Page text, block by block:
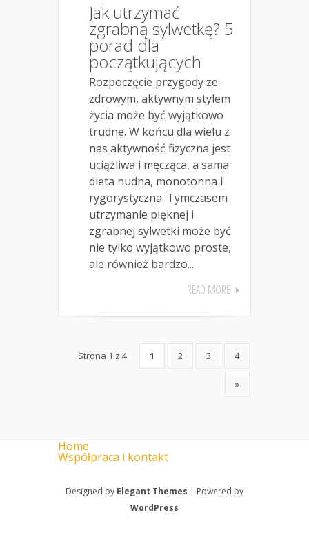
Jak utrzymać
zgrabną sylwetkę? 5
porad dla
początkujących
Rozpoczęcie przygody ze
zdrowym, aktywnym stylem
życia może być wyjątkowo
trudne. W końcu dla wielu z
nas aktywność fizyczna jest
uciążliwa i męcząca, a sama
dieta nudna, monotonna i
rygorystyczna. Tymczasem
utrzymanie pięknej i
zgrabnej sylwetki może być
nie tylko wyjątkowo proste,
ale również bardzo...
READ MORE
Strona 1 z 4 1 2 3 4
»
Home
Współpraca i kontakt
Designed by Elegant Themes | Powered by
WordPress